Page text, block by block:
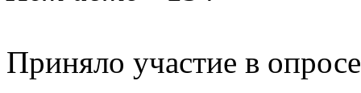
Приняло участие в